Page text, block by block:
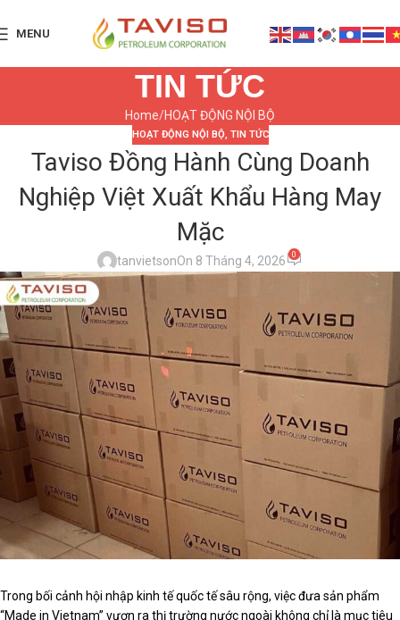
MENU
TIN TỨC
Home HOẠT ĐỘNG NỘI BỘ
HOẠT ĐỘNG NỘI BỘ, TIN TỨC
Taviso Đồng Hành Cùng Doanh
Nghiệp Việt Xuất Khẩu Hàng May
Mặc
tanvietsonOn 8 Tháng 4, 2026 0
Trong bối cảnh hội nhập kinh tế quốc tế sâu rộng, việc đưa sản phẩm
“Made in Vietnam” vươn ra thị trường nước ngoài không chỉ là mục tiêu